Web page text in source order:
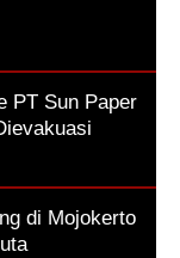
PT Sun Paper
di Mojokerto